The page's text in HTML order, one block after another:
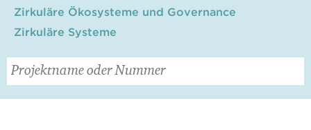
Zirkuläre Ökosysteme und Governance
Zirkuläre Systeme